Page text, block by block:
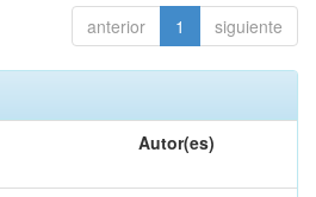
anterior 1 siguiente
Autor(es)